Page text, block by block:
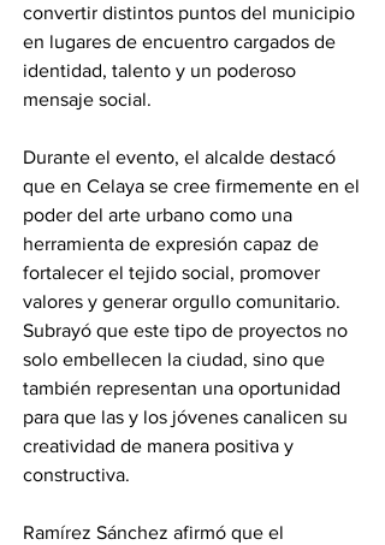
convertir distintos puntos del municipio
en lugares de encuentro cargados de
identidad, talento y un poderoso
mensaje social.
Durante el evento, el alcalde destacó
que en Celaya se cree firmemente en el
poder del arte urbano como una
herramienta de expresión capaz de
fortalecer el tejido social, promover
valores y generar orgullo comunitario.
Subrayó que este tipo de proyectos no
solo embellecen la ciudad, sino que
también representan una oportunidad
para que las y los jóvenes canalicen su
creatividad de manera positiva y
constructiva.
Ramírez Sánchez afirmó que el